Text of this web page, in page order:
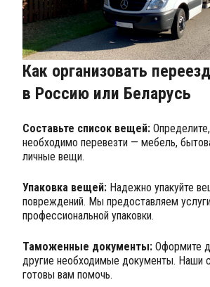
Как организовать
в Россию или Беларусь
Составьте список вещей:
необходимо перевезти — мебель,
личные вещи.
Упаковка вещей: Надежно упакуйте
повреждений. Мы предоставляем услуги
профессиональной упаковки.
Таможенные документы: Оформите
другие необходимые документы. Наши
готовы вам помочь.